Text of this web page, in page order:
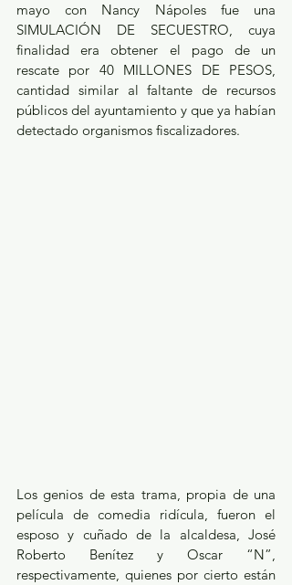
mayo con Nancy Nápoles fue una
SIMULACIÓN DE SECUESTRO, cuya
finalidad era obtener el pago de un
rescate por 40 MILLONES DE PESOS,
cantidad similar al faltante de recursos
públicos del ayuntamiento y que ya habían
detectado organismos fiscalizadores.
Los genios de esta trama, propia de una
película de comedia ridícula, fueron el
esposo y cuñado de la alcaldesa, José
Roberto Benítez y Oscar “N”,
respectivamente, quienes por cierto están